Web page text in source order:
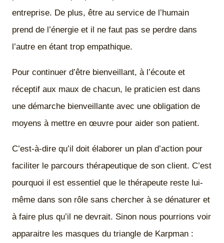
entreprise. De plus, être au service de l’humain
prend de l’énergie et il ne faut pas se perdre dans
l’autre en étant trop empathique.
Pour continuer d’être bienveillant, à l’écoute et
réceptif aux maux de chacun, le praticien est dans
une démarche bienveillante avec une obligation de
moyens à mettre en œuvre pour aider son patient.
C’est-à-dire qu’il doit élaborer un plan d’action pour
faciliter le parcours thérapeutique de son client. C’est
pourquoi il est essentiel que le thérapeute reste lui-
même dans son rôle sans chercher à se dénaturer et
à faire plus qu’il ne devrait. Sinon nous pourrions voir
apparaitre les masques du triangle de Karpman :